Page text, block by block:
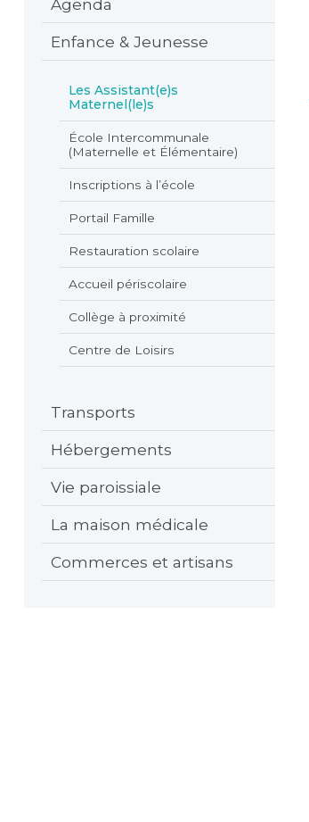
Agenda
Enfance & Jeunesse
Les Assistant(e)s
Maternel(le)s
École Intercommunale
(Maternelle et Élémentaire)
Inscriptions à l’école
Portail Famille
Restauration scolaire
Accueil périscolaire
Collège à proximité
Centre de Loisirs
Transports
Hébergements
Vie paroissiale
La maison médicale
Commerces et artisans